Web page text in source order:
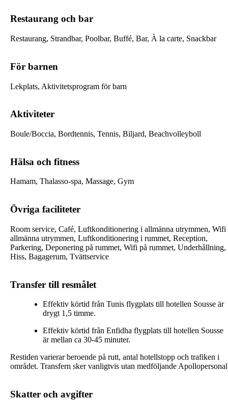
Restaurang och bar
Restaurang, Strandbar, Poolbar, Buffé, Bar, À la carte, Snackbar
För barnen
Lekplats, Aktivitetsprogram för barn
Aktiviteter
Boule/Boccia, Bordtennis, Tennis, Biljard, Beachvolleyboll
Hälsa och fitness
Hamam, Thalasso-spa, Massage, Gym
Övriga faciliteter
Room service, Café, Luftkonditionering i allmänna utrymmen, Wifi
allmänna utrymmen, Luftkonditionering i rummet, Reception,
Parkering, Deponering på rummet, Wifi på rummet, Underhållning,
Hiss, Bagagerum, Tvättservice
Transfer till resmålet
Effektiv körtid från Tunis flygplats till hotellen Sousse är
drygt 1,5 timme.
Effektiv körtid från Enfidha flygplats till hotellen Sousse
är mellan ca 30-45 minuter.
Restiden varierar beroende på rutt, antal hotellstopp och trafiken i
området. Transfern sker vanligtvis utan medföljande
Skatter och avgifter